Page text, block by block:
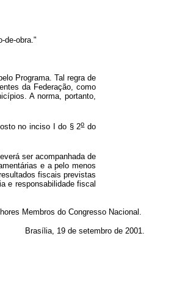
de-obra."
Programa. Tal regra de
da Federação, como
A norma, portanto,
no inciso I do § 2odo
ser acompanhada de
e a pelo menos
fiscais previstas
e responsabilidade fiscal
Membros do Congresso Nacional.
Brasília, 19 de setembro de 2001.